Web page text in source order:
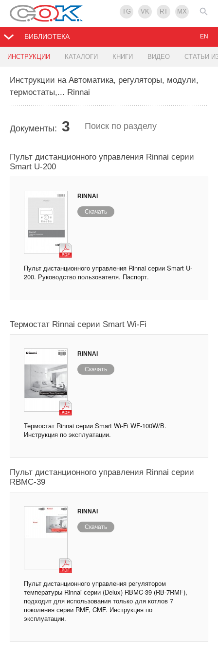
TG VK RT MX
БИБЛИОТЕКА
ИНСТРУКЦИИ КАТАЛОГИ КНИГИ ВИДЕО СТАТЬИ
EN
Инструкции на Автоматика, регуляторы, модули,
термостаты,... Rinnai
Документы: 3
Пульт дистанционного управления Rinnai серии
Smart U-200
RINNAI
Скачать
Пульт дистанционного управления Rinnai серии Smart U-
200. Руководство пользователя. Паспорт.
Термостат Rinnai серии Smart Wi-Fi
RINNAI
Скачать
Термостат Rinnai серии Smart Wi-Fi WF-100W/B.
Инструкция по эксплуатации.
Пульт дистанционного управления Rinnai серии
RBMC-39
RINNAI
Скачать
Пульт дистанционного управления регулятором
температуры Rinnai серии (Delux) RBMC-39 (RB-7RMF),
подходит для использования только для котлов 7
поколения серии RMF, CMF. Инструкция по
эксплуатации.